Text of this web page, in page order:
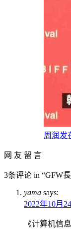
周润发
网 友 留 言
3条评论 in “GFW
yama says:
2022年10月
《计算机信